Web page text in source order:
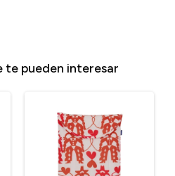
te pueden interesar